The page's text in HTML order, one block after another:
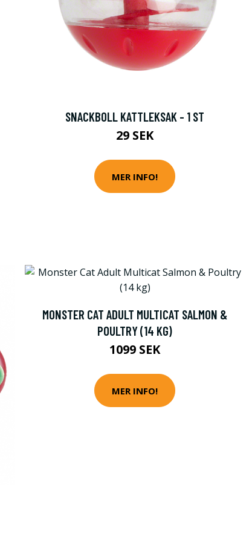
SNACKBOLL KATTLEKSAK - 1 ST
29 SEK
MER INFO!
MONSTER CAT ADULT MULTICAT SALMON &
POULTRY (14 KG)
1099 SEK
MER INFO!